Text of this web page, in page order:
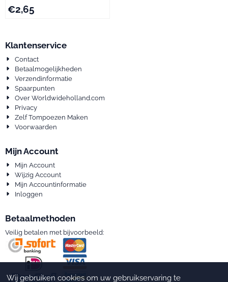
€2,65
Klantenservice
Contact
Betaalmogelijkheden
Verzendinformatie
Spaarpunten
Over Worldwideholland.com
Privacy
Zelf Tompoezen Maken
Voorwaarden
Mijn Account
Mijn Account
Wijzig Account
Mijn Accountinformatie
Inloggen
Betaalmethoden
Veilig betalen met bijvoorbeeld:
Wij gebruiken cookies om uw gebruikservaring te